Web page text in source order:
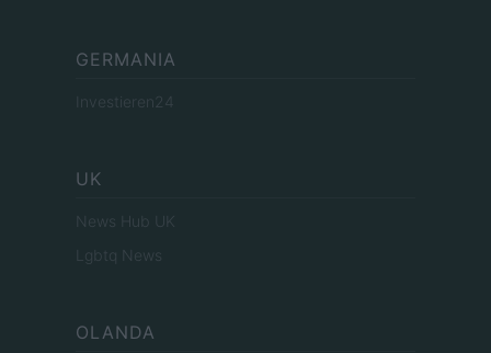
GERMANIA
Investieren24
UK
News Hub UK
Lgbtq News
OLANDA